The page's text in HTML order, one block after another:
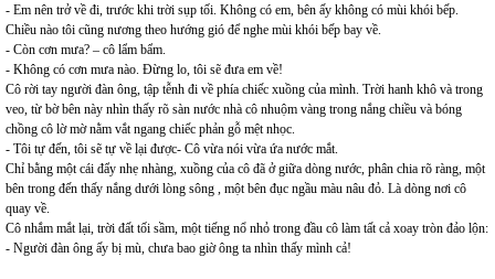
- Em nên trở về đi, trước khi trời sụp tối. Không có em, bên ấy không có mùi khói bếp.
Chiều nào tôi cũng nương theo hướng gió để nghe mùi khói bếp bay về.
- Còn cơn mưa? – cô lẩm bẩm.
- Không có cơn mưa nào. Đừng lo, tôi sẽ đưa em về!
Cô rời tay người đàn ông, tập tễnh đi về phía chiếc xuồng của mình. Trời hanh khô và trong
veo, từ bờ bên này nhìn thấy rõ sàn nước nhà cô nhuộm vàng trong nắng chiều và bóng
chồng cô lờ mờ nằm vắt ngang chiếc phản gỗ mệt nhọc.
- Tôi tự đến, tôi sẽ tự về lại được- Cô vừa nói vừa ứa nước mắt.
Chỉ bằng một cái đẩy nhẹ nhàng, xuồng của cô đã ở giữa dòng nước, phân chia rõ ràng, một
bên trong đến thấy nắng dưới lòng sông , một bên đục ngầu màu nâu đỏ. Là dòng nơi cô
quay về.
Cô nhắm mắt lại, trời đất tối sầm, một tiếng nổ nhỏ trong đầu cô làm tất cả xoay tròn đảo lộn:
- Người đàn ông ấy bị mù, chưa bao giờ ông ta nhìn thấy mình cả!